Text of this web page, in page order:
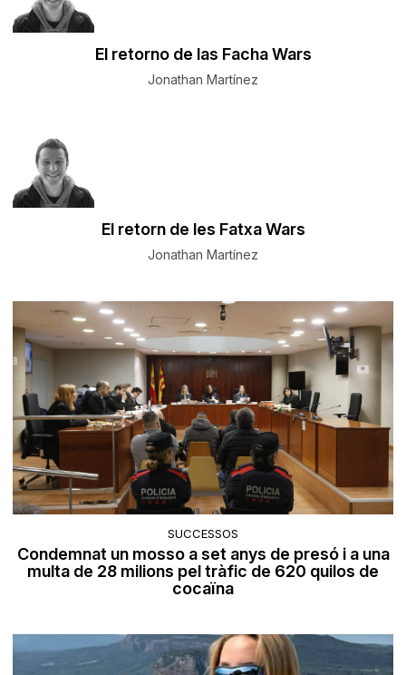
El retorno de las Facha Wars
Jonathan Martínez
El retorn de les Fatxa Wars
Jonathan Martínez
SUCCESSOS
Condemnat un mosso a set anys de presó i a una
multa de 28 milions pel tràfic de 620 quilos de
cocaïna